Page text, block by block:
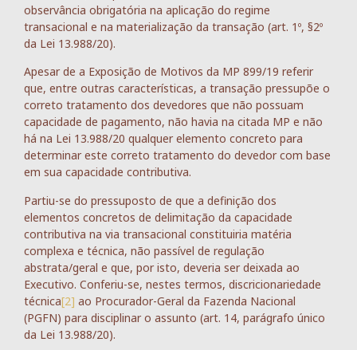
observância obrigatória na aplicação do regime
transacional e na materialização da transação (art. 1º, §2º
da Lei 13.988/20).
Apesar de a Exposição de Motivos da MP 899/19 referir
que, entre outras características, a transação pressupõe o
correto tratamento dos devedores que não possuam
capacidade de pagamento, não havia na citada MP e não
há na Lei 13.988/20 qualquer elemento concreto para
determinar este correto tratamento do devedor com base
em sua capacidade contributiva.
Partiu-se do pressuposto de que a definição dos
elementos concretos de delimitação da capacidade
contributiva na via transacional constituiria matéria
complexa e técnica, não passível de regulação
abstrata/geral e que, por isto, deveria ser deixada ao
Executivo. Conferiu-se, nestes termos, discricionariedade
técnica[2] ao Procurador-Geral da Fazenda Nacional
(PGFN) para disciplinar o assunto (art. 14, parágrafo único
da Lei 13.988/20).